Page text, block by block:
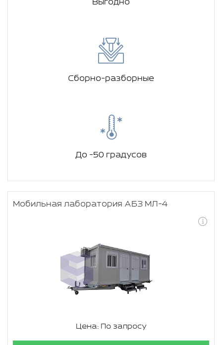
Выгодно
Сборно-разборные
До -50 градусов
Мобильная лаборатория АБЗ МЛ-4
Цена: По запросу